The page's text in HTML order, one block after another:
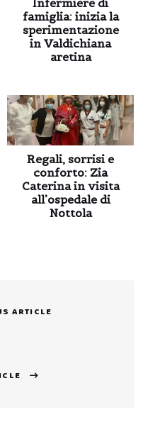
famiglia: inizia la
sperimentazione
in Valdichiana
aretina
Regali, sorrisi e
conforto: Zia
Caterina in visita
all’ospedale di
Nottola
ARTICLE